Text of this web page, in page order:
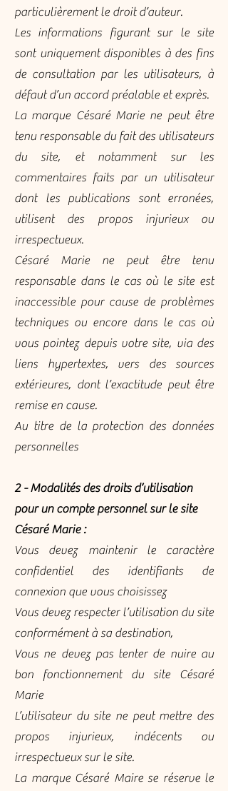
particulièrement le droit d’auteur.
Les informations figurant sur le site
sont uniquement disponibles à des fins
de consultation par les utilisateurs, à
défaut d’un accord préalable et exprès.
La marque Césaré Marie ne peut être
tenu responsable du fait des utilisateurs
du site, et notamment sur les
commentaires faits par un utilisateur
dont les publications sont erronées,
utilisent des propos injurieux ou
irrespectueux.
Césaré Marie ne peut être tenu
responsable dans le cas où le site est
inaccessible pour cause de problèmes
techniques ou encore dans le cas où
vous pointez depuis votre site, via des
liens hypertextes, vers des sources
extérieures, dont l’exactitude peut être
remise en cause.
Au titre de la protection des données
personnelles
2 - Modalités des droits d’utilisation
pour un compte personnel sur le site
Césaré Marie :
Vous devez maintenir le caractère
confidentiel des identifiants de
connexion que vous choisissez
Vous devez respecter l’utilisation du site
conformément à sa destination,
Vous ne devez pas tenter de nuire au
bon fonctionnement du site Césaré
Marie
L’utilisateur du site ne peut mettre des
propos injurieux, indécents ou
irrespectueux sur le site.
La marque Césaré Maire se réserve le